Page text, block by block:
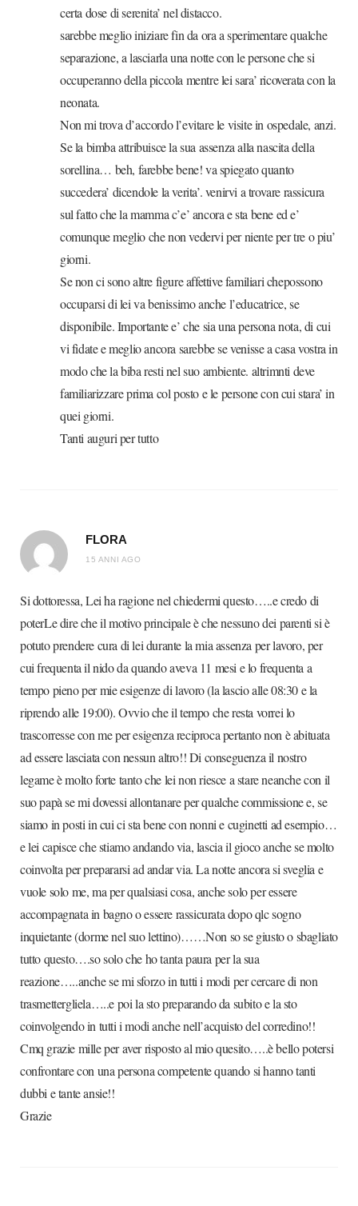
certa dose di serenita’ nel distacco.
sarebbe meglio iniziare fin da ora a sperimentare qualche
separazione, a lasciarla una notte con le persone che si
occuperanno della piccola mentre lei sara’ ricoverata con la
neonata.
Non mi trova d’accordo l’evitare le visite in ospedale, anzi.
Se la bimba attribuisce la sua assenza alla nascita della
sorellina… beh, farebbe bene! va spiegato quanto
succedera’ dicendole la verita’. venirvi a trovare rassicura
sul fatto che la mamma c’e’ ancora e sta bene ed e’
comunque meglio che non vedervi per niente per tre o piu’
giorni.
Se non ci sono altre figure affettive familiari chepossono
occuparsi di lei va benissimo anche l’educatrice, se
disponibile. Importante e’ che sia una persona nota, di cui
vi fidate e meglio ancora sarebbe se venisse a casa vostra in
modo che la biba resti nel suo ambiente. altrimnti deve
familiarizzare prima col posto e le persone con cui stara’ in
quei giorni.
Tanti auguri per tutto
FLORA
15 ANNI AGO
Si dottoressa, Lei ha ragione nel chiedermi questo…..e credo di
poterLe dire che il motivo principale è che nessuno dei parenti si è
potuto prendere cura di lei durante la mia assenza per lavoro, per
cui frequenta il nido da quando aveva 11 mesi e lo frequenta a
tempo pieno per mie esigenze di lavoro (la lascio alle 08:30 e la
riprendo alle 19:00). Ovvio che il tempo che resta vorrei lo
trascorresse con me per esigenza reciproca pertanto non è abituata
ad essere lasciata con nessun altro!! Di conseguenza il nostro
legame è molto forte tanto che lei non riesce a stare neanche con il
suo papà se mi dovessi allontanare per qualche commissione e, se
siamo in posti in cui ci sta bene con nonni e cuginetti ad esempio…
e lei capisce che stiamo andando via, lascia il gioco anche se molto
coinvolta per prepararsi ad andar via. La notte ancora si sveglia e
vuole solo me, ma per qualsiasi cosa, anche solo per essere
accompagnata in bagno o essere rassicurata dopo qlc sogno
inquietante (dorme nel suo lettino)……Non so se giusto o sbagliato
tutto questo….so solo che ho tanta paura per la sua
reazione…..anche se mi sforzo in tutti i modi per cercare di non
trasmettergliela…..e poi la sto preparando da subito e la sto
coinvolgendo in tutti i modi anche nell’acquisto del corredino!!
Cmq grazie mille per aver risposto al mio quesito…..è bello potersi
confrontare con una persona competente quando si hanno tanti
dubbi e tante ansie!!
Grazie